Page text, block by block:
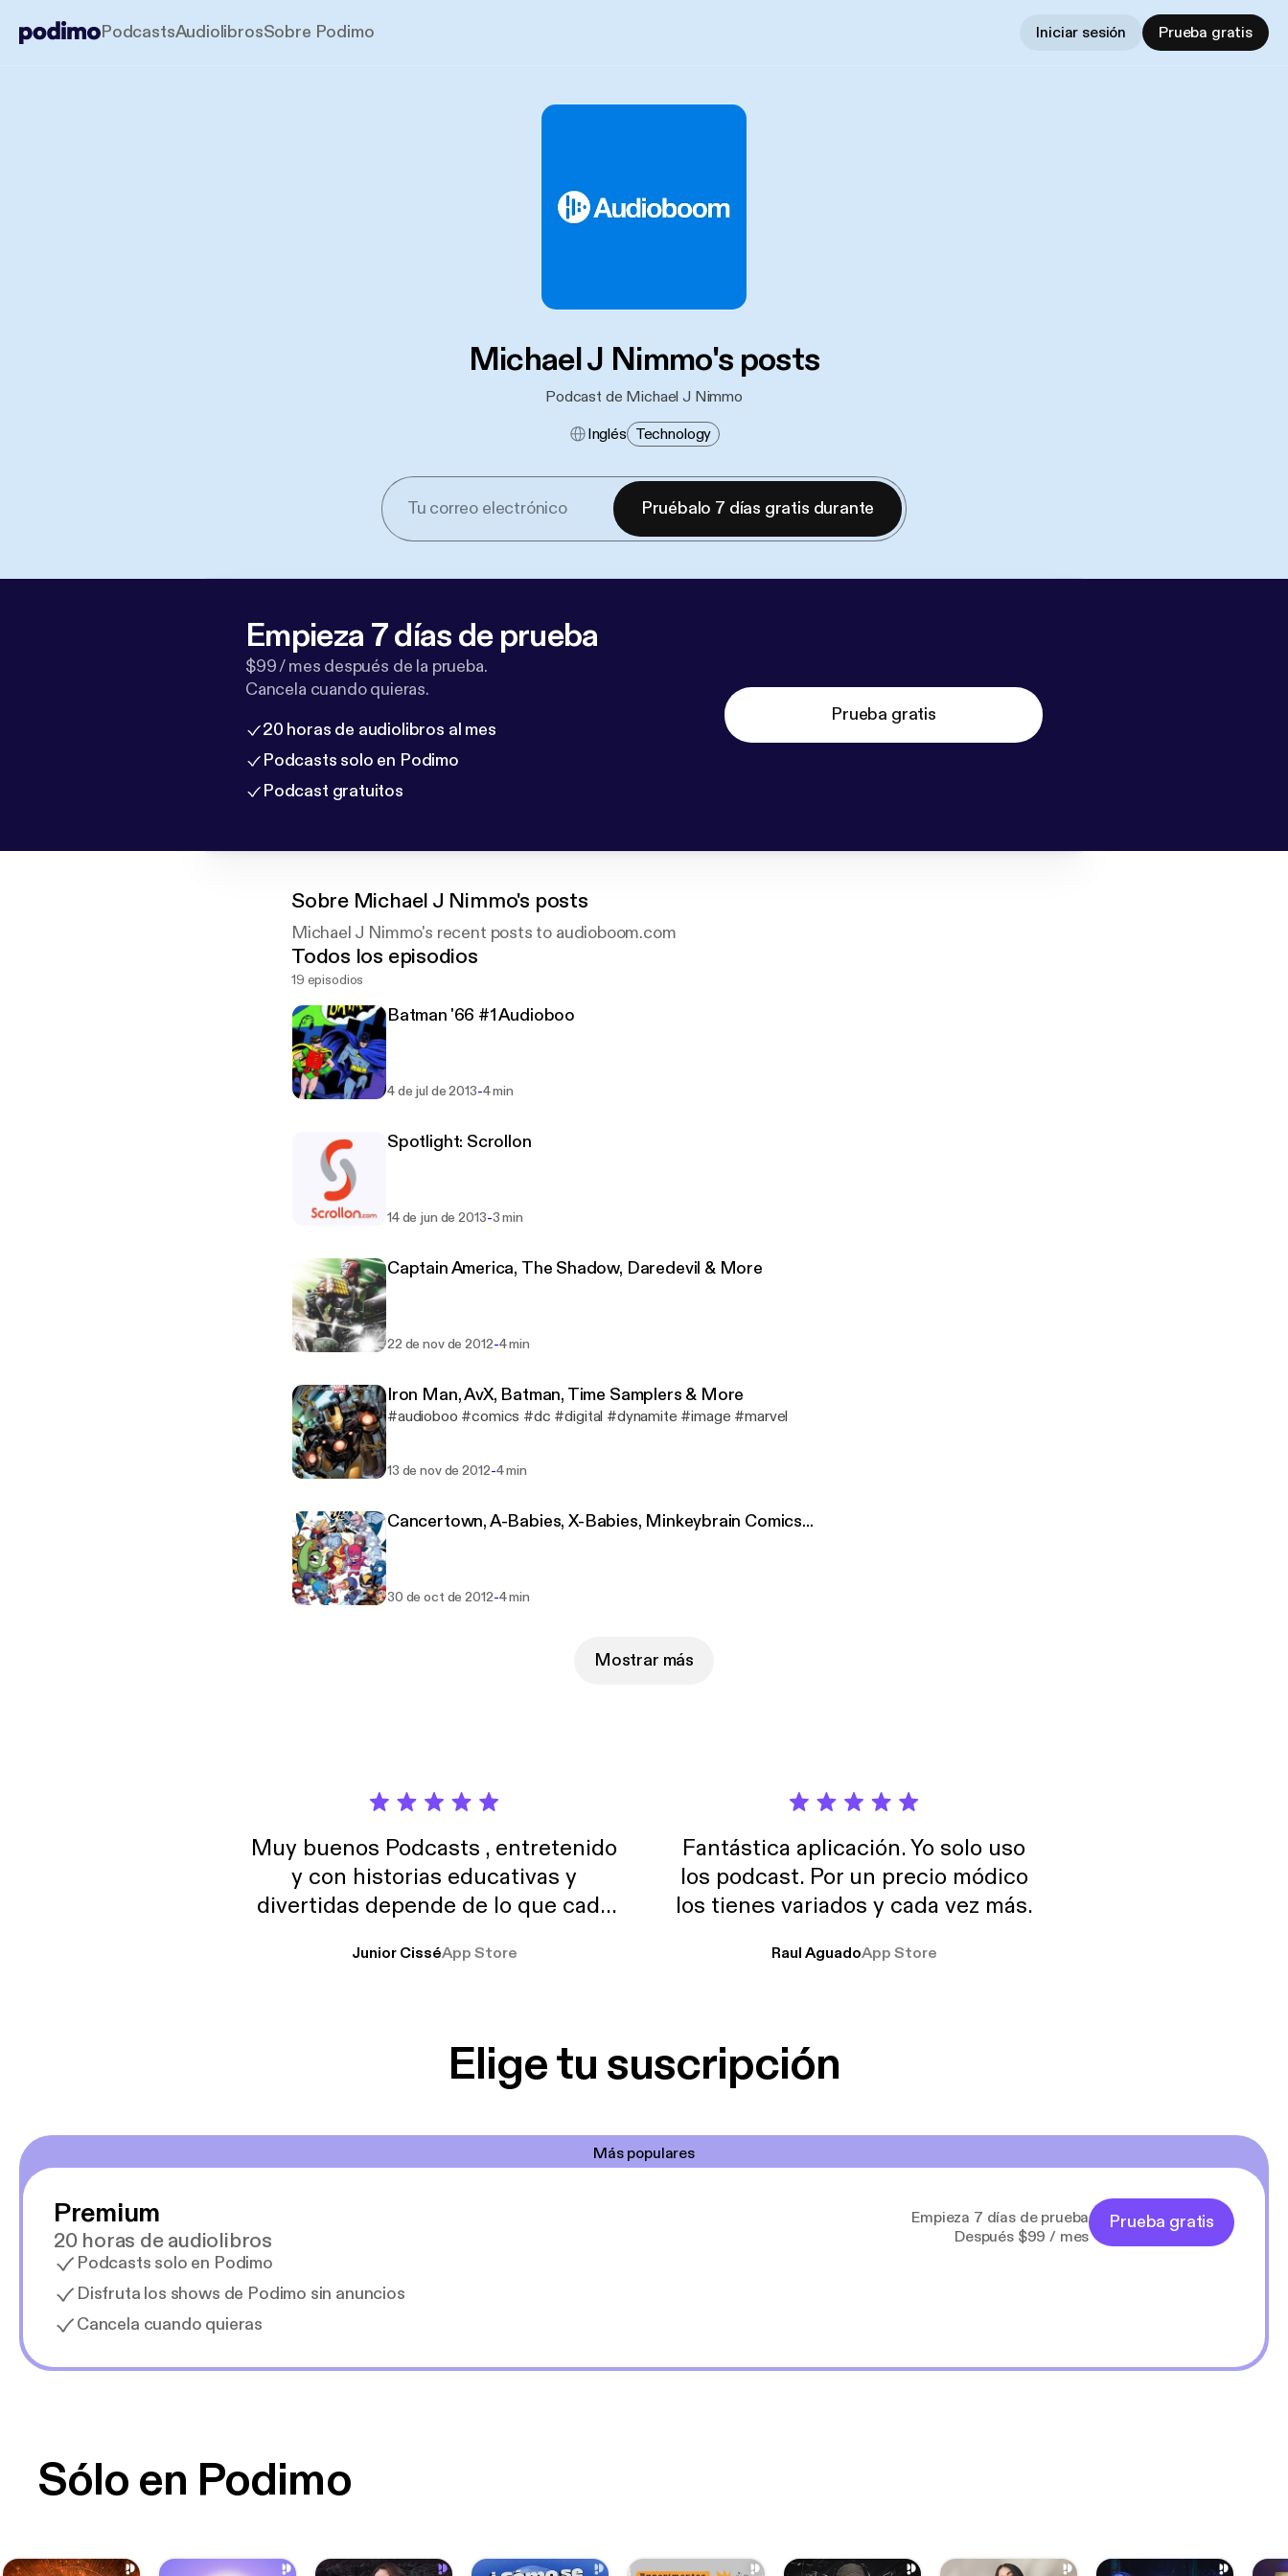
PodcastsAudiolibrosSobre Podimo Iniciar sesión Prueba gratis
Michael J Nimmo's posts
Podcast de Michael J Nimmo
Inglés Technology
Pruébalo 7 días gratis durante
Empieza 7 días de prueba
$99 / mes después de la prueba.
Cancela cuando quieras.
20 horas de audiolibros al mes
Podcasts solo en Podimo
Podcast gratuitos
Prueba gratis
Sobre Michael J Nimmo's posts
Michael J Nimmo's recent posts to audioboom.com
Todos los episodios
19 episodios
Batman '66 #1 Audioboo
4 de jul de 2013-4 min
Spotlight: Scrollon
14 de jun de 2013-3 min
Captain America, The Shadow, Daredevil & More
22 de nov de 2012-4 min
Iron Man, AvX, Batman, Time Samplers & More
#audioboo #comics #dc #digital #dynamite #image #marvel
13 de nov de 2012-4 min
Cancertown, A-Babies, X-Babies, Minkeybrain Comics...
30 de oct de 2012-4 min
Mostrar más
Muy buenos Podcasts , entretenido
y con historias educativas y
divertidas depende de lo que cada
trabajo ya que estoy muchas horas
Junior CisséApp Store
Fantástica aplicación. Yo solo uso
los podcast. Por un precio módico
los tienes variados y cada vez más.
Raul AguadoApp Store
Elige tu suscripción
Más populares
Premium
20 horas de audiolibros
Podcasts solo en Podimo
Disfruta los shows de Podimo sin anuncios
Cancela cuando quieras
Empieza 7 días de prueba
Después $99 / mes
Prueba gratis
Sólo en Podimo